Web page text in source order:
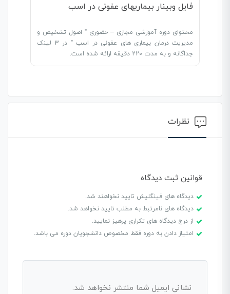
فایل وبینار بیماریهای عفونی در اسب
محتوای دوره آموزشی مجازی – حضوری ” اصول تشخیص و
مدیریت درمان بیماری های عفونی در اسب ” در 3 لینک
جداگانه و به مدت 220 دقیقه ارائه شده است.
نظرات
قوانین ثبت دیدگاه
دیدگاه های فینگلیش تایید نخواهند شد.
دیدگاه های نامرتبط به مطلب تایید نخواهد شد.
از درج دیدگاه های تکراری پرهیز نمایید.
امتیاز دادن به دوره فقط مخصوص دانشجویان دوره می باشد.
نشانی ایمیل شما منتشر نخواهد شد.